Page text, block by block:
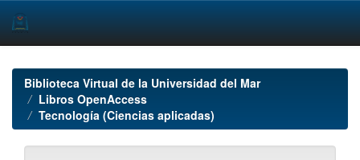
navigationBiblioteca Virtual de la Universidad del Mar
Libros OpenAccess
Tecnología (Ciencias aplicadas)